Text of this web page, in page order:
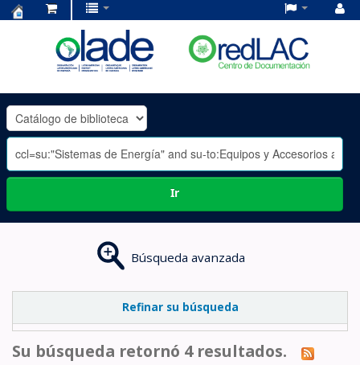
OLADE
-
Ir
Búsqueda avanzada
Refinar su búsqueda
Su búsqueda retornó 4 resultados.